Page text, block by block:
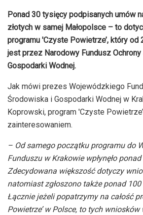
Ponad 30 tysięcy podpisanych umów
złotych w samej Małopolsce – to
programu 'Czyste Powietrze’, który od
jest przez Narodowy Fundusz
Gospodarki Wodnej.
Jak mówi prezes Wojewódzkiego
Środowiska i Gospodarki Wodnej w
Koprowski, program 'Czyste
zainteresowaniem.
– Od samego początku programu do
Funduszu w Krakowie wpłynęło
Zdecydowana większość dotyczy
natomiast zgłoszono także ponad
Łącznie jeżeli popatrzymy na całość
Powietrze’ w Polsce, to tych wniosków